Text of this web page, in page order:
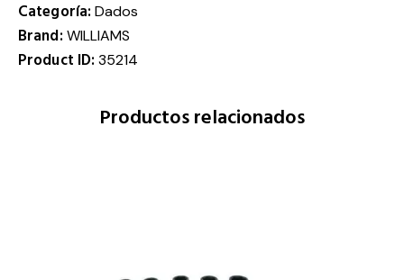
Categoría:Dados
Brand: WILLIAMS
Product ID:35214
Productos relacionados